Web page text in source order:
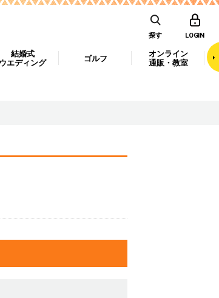
探す LOGIN
結婚式
ウエディング
ゴルフ
オンライン
通販・教室